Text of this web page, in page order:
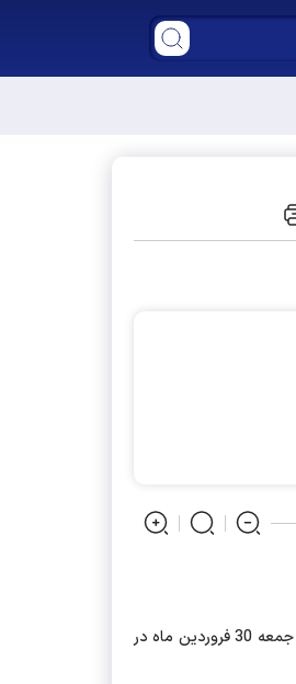
اظهار داشت: جبهه پیشگامان خدمت که چندی قبل در بیانیه‌ای اعلام موجودیت کرد، اولین کنگره سراسری خود را جمعه 30 فروردین ماه در